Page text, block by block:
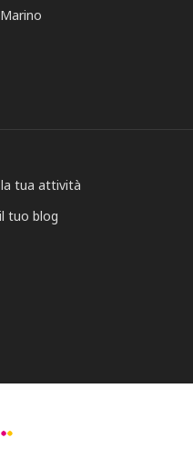
tua attività
tuo blog